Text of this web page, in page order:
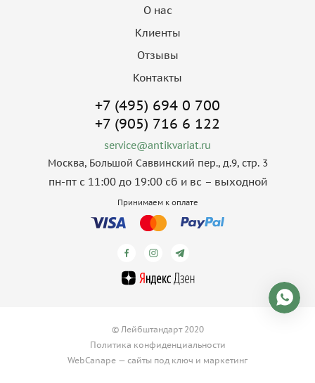
О нас
Клиенты
Отзывы
Контакты
+7 (495) 694 0 700
+7 (905) 716 6 122
service@antikvariat.ru
Москва, Большой Саввинский пер., д.9, стр. 3
пн-пт с 11:00 до 19:00 сб и вс – выходной
Принимаем к оплате
© Лейбштандарт 2020
Политика конфиденциальности
WebCanape — сайты под ключ и маркетинг